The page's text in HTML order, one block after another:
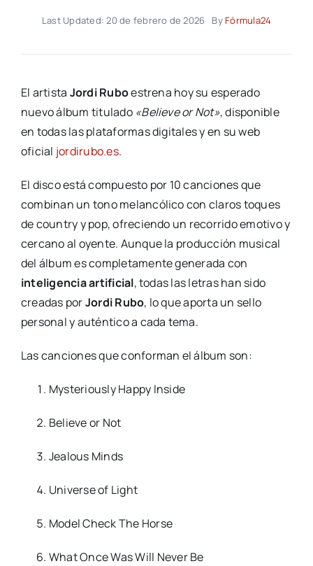
Last Updated: 20 de febrero de 2026 By Fórmula24
El artista Jordi Ruboestrena hoy su esperado
nuevo álbum titulado «Believe or Not», disponible
en todas las plataformas digitales y en su web
oficial jordirubo.es.
El disco está compuesto por 10 canciones que
combinan un tono melancólico con claros toques
de country y pop, ofreciendo un recorrido emotivo y
cercano al oyente. Aunque la producción musical
del álbum es completamente generada con
inteligencia artificial, todas las letras han sido
creadas porJordi Rubo, lo que aporta un sello
personal y auténtico a cada tema.
Las canciones que conforman el álbum son:
Mysteriously Happy Inside
Believe or Not
Jealous Minds
Universe of Light
Model Check The Horse
What Once Was Will Never Be